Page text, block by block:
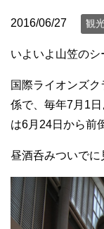
2016/06/27 観
いよいよ山笠のシ
国際ライオンズ
係で、毎年7月1
は6月24日から前
昼酒呑みついでに